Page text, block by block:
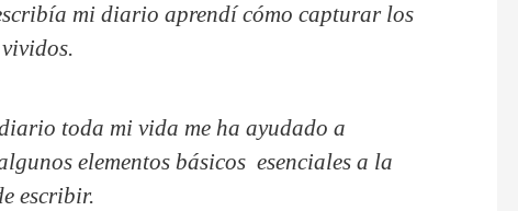
mi diario aprendí cómo capturar los
toda mi vida me ha ayudado a
elementos básicos esenciales a la
escribir.